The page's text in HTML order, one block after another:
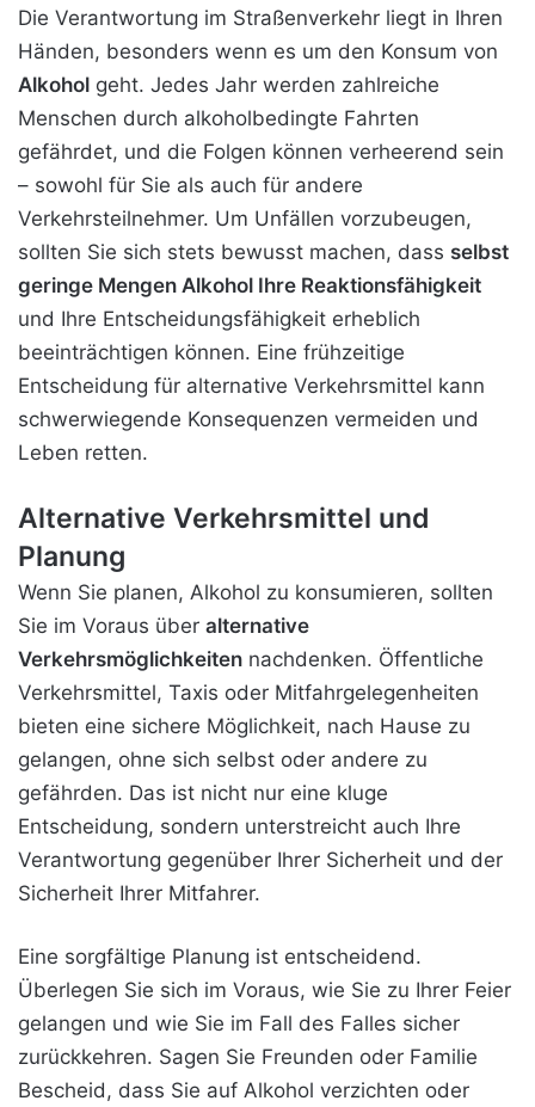
Die Verantwortung im Straßenverkehr liegt in Ihren
Händen, besonders wenn es um den Konsum von
Alkohol geht. Jedes Jahr werden zahlreiche
Menschen durch alkoholbedingte Fahrten
gefährdet, und die Folgen können verheerend sein
– sowohl für Sie als auch für andere
Verkehrsteilnehmer. Um Unfällen vorzubeugen,
sollten Sie sich stets bewusst machen, dass selbst
geringe Mengen Alkohol Ihre Reaktionsfähigkeit
und Ihre Entscheidungsfähigkeit erheblich
beeinträchtigen können. Eine frühzeitige
Entscheidung für alternative Verkehrsmittel kann
schwerwiegende Konsequenzen vermeiden und
Leben retten.
Alternative Verkehrsmittel und
Planung
Wenn Sie planen, Alkohol zu konsumieren, sollten
Sie im Voraus über alternative
Verkehrsmöglichkeiten nachdenken. Öffentliche
Verkehrsmittel, Taxis oder Mitfahrgelegenheiten
bieten eine sichere Möglichkeit, nach Hause zu
gelangen, ohne sich selbst oder andere zu
gefährden. Das ist nicht nur eine kluge
Entscheidung, sondern unterstreicht auch Ihre
Verantwortung gegenüber Ihrer Sicherheit und der
Sicherheit Ihrer Mitfahrer.
Eine sorgfältige Planung ist entscheidend.
Überlegen Sie sich im Voraus, wie Sie zu Ihrer Feier
gelangen und wie Sie im Fall des Falles sicher
zurückkehren. Sagen Sie Freunden oder Familie
Bescheid, dass Sie auf Alkohol verzichten oder